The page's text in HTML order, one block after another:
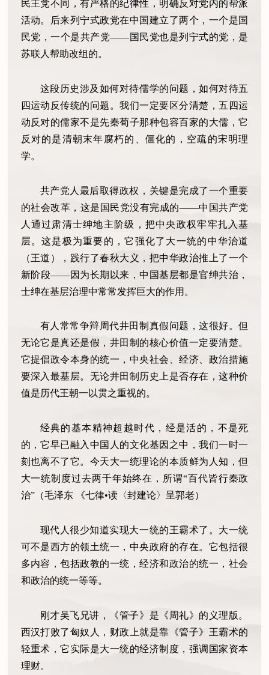
民主党不同，有严格的纪律性，明确反对党内的帮派
活动。后来列宁式政党在中国建立了两个，一个是国
民党，一个是共产党——国民党也是列宁式的党，是
苏联人帮助改组的。
这段历史涉及如何对待儒学的问题，如何对待五
四运动反传统的问题。我们一定要区分清楚，五四运
动反对的儒家不是先秦荀子那种包容百家的大儒，它
反对的是清朝末年腐朽的、僵化的，空疏的宋明理
学。
共产党人最后取得政权，关键是完成了一个重要
的社会改革，这是国民党没有完成的——中国共产党
人通过肃清士绅地主阶级，把中央政权牢牢扎入基
层。这是极为重要的，它强化了大一统的中华治道
（王道），践行了春秋大义，把中华政治推上了一个
新阶段——因为长期以来，中国基层都是官绅共治，
士绅在基层治理中常常发挥巨大的作用。
有人常常争辩周代井田制真假问题，这很好。但
无论它是真还是假，井田制的核心价值一定要清楚。
它提倡政令本身的统一，中央社会、经济、政治措施
要深入最基层。无论井田制历史上是否存在，这种价
值是历代王朝一以贯之重视的。
经典的基本精神超越时代，经是活的，不是死
的，它早已融入中国人的文化基因之中，我们一时一
刻也离不了它。今天大一统理论的本质鲜为人知，但
大一统制度过去两千年始终在，所谓“百代皆行秦政
治”（毛泽东 《七律•读〈封建论〉呈郭老）
现代人很少知道实现大一统的王霸术了。大一统
可不是西方的领土统一，中央政府的存在。它包括很
多内容，包括政教的一统，经济和政治的统一，社会
和政治的统一等等。
刚才吴飞兄讲，《管子》是《周礼》的义理版。
西汉打败了匈奴人，财政上就是靠《管子》王霸术的
轻重术，它实际是大一统的经济制度，强调国家资本
理财。